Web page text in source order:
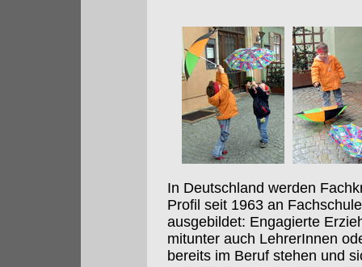
In Deutschland werden
Profil seit 1963 an
ausgebildet: Engagierte
mitunter auch LehrerInnen
bereits im Beruf stehen und